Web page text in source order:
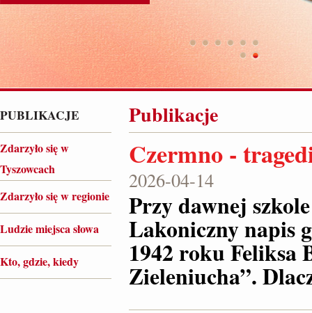
PUBLIKACJE
Zdarzyło się w
Tyszowcach
Zdarzyło się w regionie
Ludzie miejsca słowa
Kto, gdzie, kiedy
Publikacje
Czermno -
2026-04-14
Przy dawnej
Lakoniczny napis
1942 roku Feliksa
Zieleniucha”.